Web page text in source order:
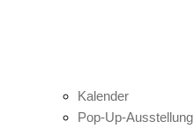
Kalender
Pop-Up-Ausstellung